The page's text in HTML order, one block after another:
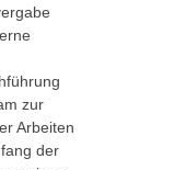
zur
Arbeiten
der